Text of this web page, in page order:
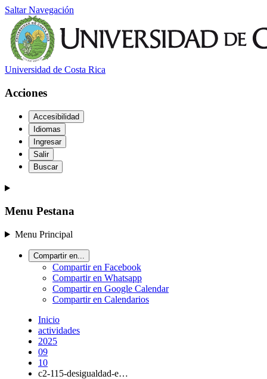
Saltar Navegación
Universidad de Costa Rica
Acciones
Accesibilidad
Idiomas
Ingresar
Salir
Buscar
Menu Pestana
Menu Principal
Compartir en...
Compartir en Facebook
Compartir en Whatsapp
Compartir en Google Calendar
Compartir en Calendarios
Inicio
actividades
2025
09
10
c2-115-desigualdad-e…